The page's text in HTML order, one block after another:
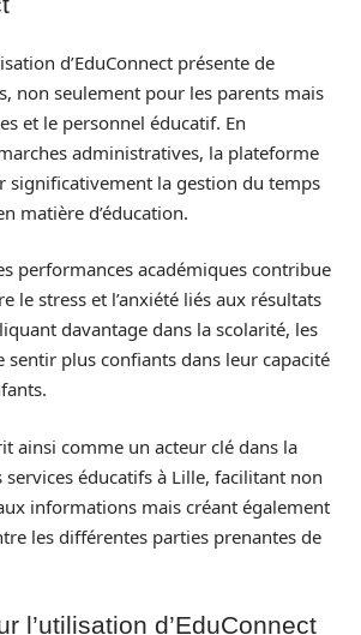
d’EduConnect présente de
non seulement pour les parents mais
et le personnel éducatif. En
administratives, la plateforme
significativement la gestion du temps
matière d’éducation.
performances académiques contribue
le stress et l’anxiété liés aux résultats
davantage dans la scolarité, les
sentir plus confiants dans leur capacité
ainsi comme un acteur clé dans la
éducatifs à Lille, facilitant non
informations mais créant également
les différentes parties prenantes de
l’utilisation d’EduConnect